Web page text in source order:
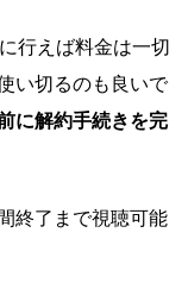
行えば料金は一切
い切るのも良いで
に解約手続きを完
終了まで視聴可能